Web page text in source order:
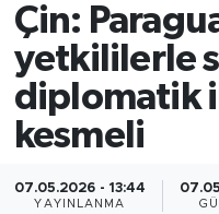
Çin:
yetkililerle
diplomatik
kesmeli
07.05.2026 - 13:44
YAYINLANMA
Dünya
Politika
Kültür - Sanat ve
Yaşam